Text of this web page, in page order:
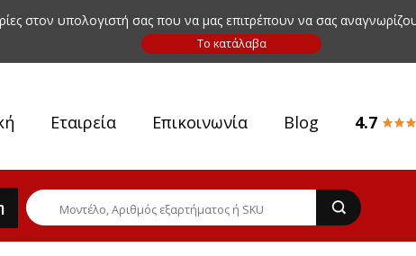
στον υπολογιστή σας που να μας επιτρέπουν να σας
Εταιρεία Επικοινωνία Blog 4.7